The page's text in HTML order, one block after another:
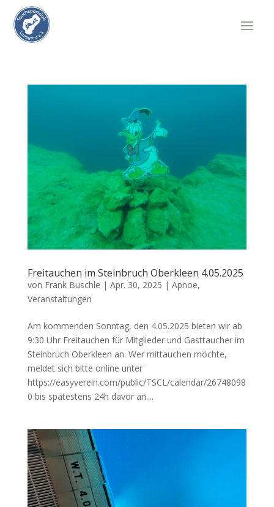
Freitauchen im Steinbruch Oberkleen 4.05.2025
von Frank Buschle | Apr. 30, 2025 | Apnoe,
Veranstaltungen
Am kommenden Sonntag, den 4.05.2025 bieten wir ab
9:30 Uhr Freitauchen für Mitglieder und Gasttaucher im
Steinbruch Oberkleen an. Wer mittauchen möchte,
meldet sich bitte online unter
https://easyverein.com/public/TSCL/calendar/26748098
0 bis spätestens 24h davor an....